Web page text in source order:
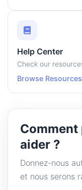
Help Center
Check our
Browse Resources
aider ?
Donnez-nous
et nous serons